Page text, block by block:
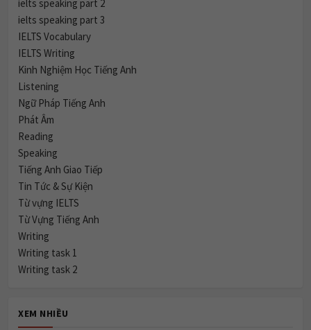
ielts speaking part 2
ielts speaking part 3
IELTS Vocabulary
IELTS Writing
Kinh Nghiệm Học Tiếng Anh
Listening
Ngữ Pháp Tiếng Anh
Phát Âm
Reading
Speaking
Tiếng Anh Giao Tiếp
Tin Tức & Sự Kiện
Từ vựng IELTS
Từ Vựng Tiếng Anh
Writing
Writing task 1
Writing task 2
XEM NHIỀU